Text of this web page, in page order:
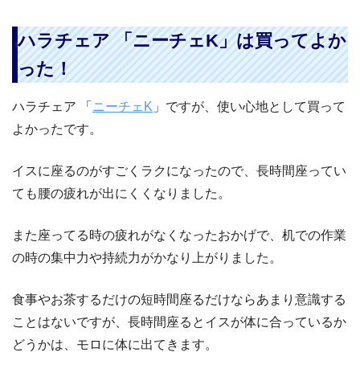
ハラチェア 「ニーチェK」は買ってよか
った！
ハラチェア 「 ニーチェK 」ですが、使い心地として買って
よかったです。
イスに座るのがすごくラクになったので、長時間座ってい
ても腰の疲れが出にくくなりました。
また座ってる時の疲れがなくなったおかげで、机での作業
の時の集中力や持続力がかなり上がりました。
食事やお茶するだけの短時間座るだけならあまり意識する
ことはないですが、長時間座るとイスが体に合っているか
どうかは、モロに体に出てきます。